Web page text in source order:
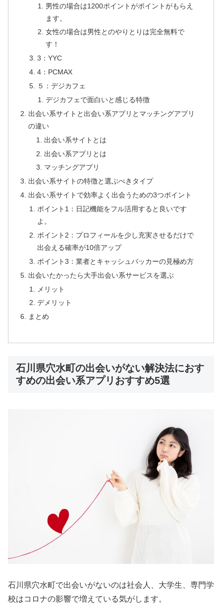
男性の場合は1200ポイントがポイントがもらえ
ます。
女性の場合は男性とのやりとりは完全無料で
す！
3：YYC
4：PCMAX
５：デジカフェ
デジカフェで面白いと感じる特徴
出会い系サイトと出会い系アプリとマッチングアプリ
の違い
出会い系サイトとは
出会い系アプリとは
マッチングアプリ
出会い系サイトの特徴と選ぶべきタイプ
出会い系サイトで効率よく出会うための3つポイント
ポイント1：日記機能をフル活用すると良いです
よ。
ポイント2：プロフィールを少し充実させるだけで
出会える確率が10倍アップ
ポイント3：業者とキャッシュバッカーの見極め方
出会いたかったら大手出会い系サービスを選ぶ
メリット
デメリット
まとめ
石川県穴水町の出会いがない解決法におす
すめの出会い系アプリおすすめ5選
石川県穴水町で出会いがないのは社会人、大学生、専門学
校はコロナの影響で増えている気がします。